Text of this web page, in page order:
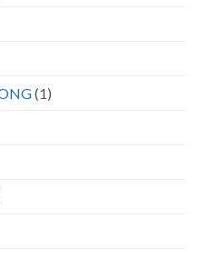
(1)